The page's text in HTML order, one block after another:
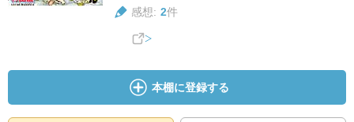
感想: 2件
本棚に登録する